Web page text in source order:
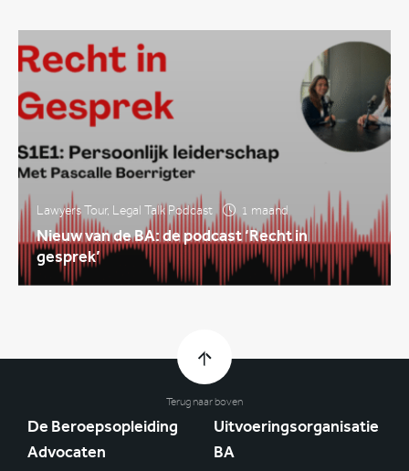
Lawyers Tour, Legal Talk Podcast 1 maand
Nieuw van de BA: de podcast ‘Recht in
gesprek’
Terug naar boven
De Beroepsopleiding
Advocaten
Uitvoeringsorganisatie
BA